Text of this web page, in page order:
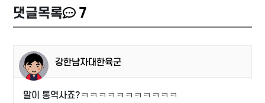
댓글목록 7
강한남자대한육군
말이 통역사죠?ㅋㅋㅋㅋㅋㅋㅋㅋㅋㅋㅋ